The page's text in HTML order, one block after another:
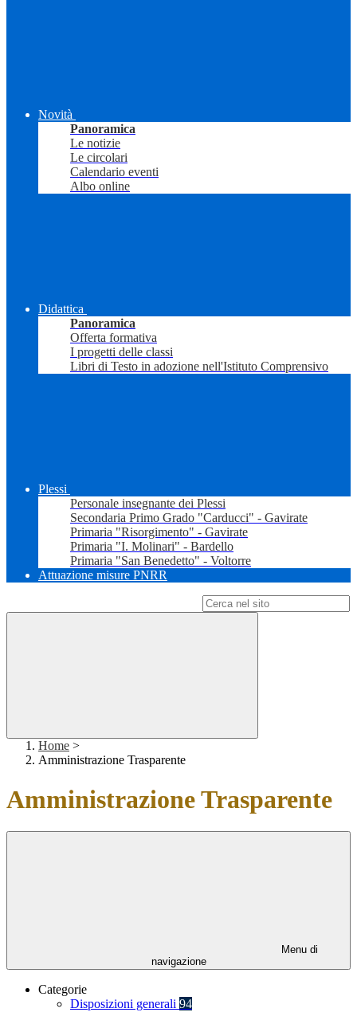
Novità
Panoramica
Le notizie
Le circolari
Calendario eventi
Albo online
Didattica
Panoramica
Offerta formativa
I progetti delle classi
Libri di Testo in adozione nell'Istituto Comprensivo
Plessi
Personale insegnante dei Plessi
Secondaria Primo Grado "Carducci" - Gavirate
Primaria "Risorgimento" - Gavirate
Primaria "I. Molinari" - Bardello
Primaria "San Benedetto" - Voltorre
Attuazione misure PNRR
Home >
Amministrazione Trasparente
Amministrazione Trasparente
Menu di
navigazione
Categorie
Disposizioni generali 94